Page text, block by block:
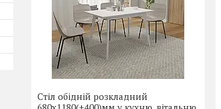
Стіл обідній розкладний